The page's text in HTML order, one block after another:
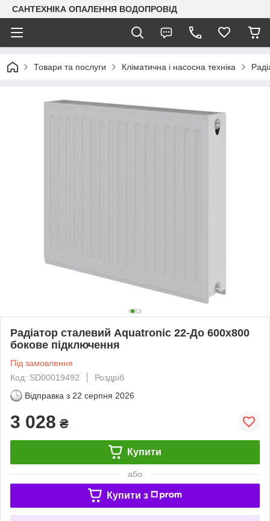
САНТЕХНІКА ОПАЛЕННЯ ВОДОПРОВІД
Товари та послуги Кліматична і насосна техніка
Радіатор сталевий Aquatronic 22-До 600х800
бокове підключення
Під замовлення
Код: SD00019492
Роздріб
Відправка з 22 серпня 2026
3 028 ₴
Купити
або
Купити з